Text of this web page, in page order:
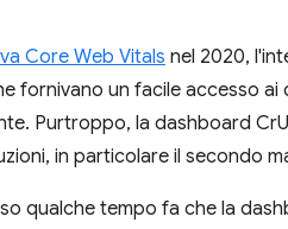
Core Web Vitals nel 2020,
fornivano un facile accesso
Purtroppo, la dashboard
in particolare il secondo
qualche tempo fa che la